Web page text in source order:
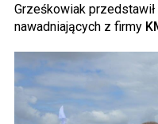
Grześkowiak
nawadniających z firmy